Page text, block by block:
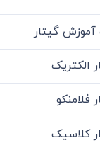
گیتار
الکتریک
فلامنکو
کلاسیک